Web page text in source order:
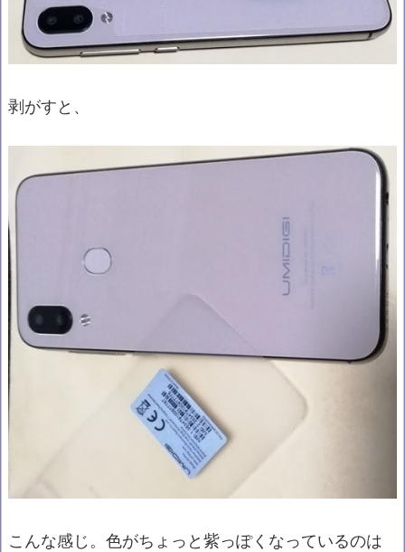
剥がすと、
こんな感じ。色がちょっと紫っぽくなっているのは